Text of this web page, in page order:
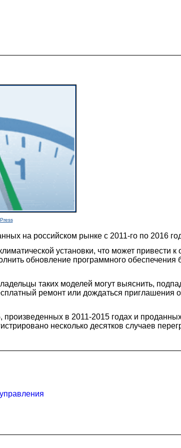
на российском рынке с 2011-го по 2016
установки, что может привести
обновление программного обеспечения
таких моделей могут выяснить,
ремонт или дождаться приглашения
произведенных в 2011-2015 годах и
несколько десятков случаев